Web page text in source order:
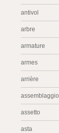
antivol
arbre
armature
armes
arrière
assemblaggio
assetto
asta